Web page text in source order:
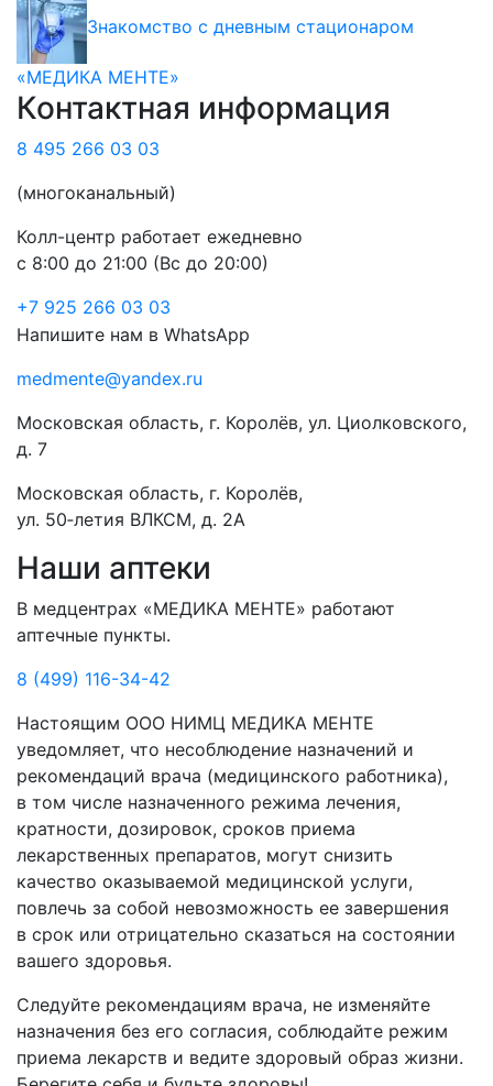
Знакомство с дневным стационаром
«МЕДИКА МЕНТЕ»
Контактная информация
8 495 266 03 03
(многоканальный)
Колл-центр работает ежедневно
с 8:00 до 21:00 (Вс до 20:00)
+7 925 266 03 03
Напишите нам в WhatsApp
medmente@yandex.ru
Московская область, г. Королёв, ул. Циолковского,
д. 7
Московская область, г. Королёв,
ул. 50‑летия ВЛКСМ, д. 2А
Наши аптеки
В медцентрах «МЕДИКА МЕНТЕ» работают
аптечные пункты.
8 (499) 116-34-42
Настоящим ООО НИМЦ МЕДИКА МЕНТЕ
уведомляет, что несоблюдение назначений и
рекомендаций врача (медицинского работника),
в том числе назначенного режима лечения,
кратности, дозировок, сроков приема
лекарственных препаратов, могут снизить
качество оказываемой медицинской услуги,
повлечь за собой невозможность ее завершения
в срок или отрицательно сказаться на состоянии
вашего здоровья.
Следуйте рекомендациям врача, не изменяйте
назначения без его согласия, соблюдайте режим
приема лекарств и ведите здоровый образ жизни.